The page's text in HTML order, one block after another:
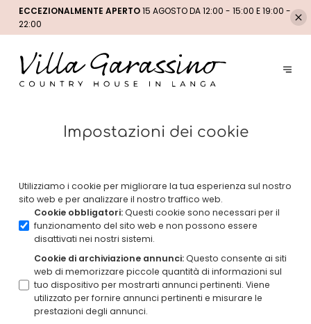
ECCEZIONALMENTE APERTO15 AGOSTO DA 12:00 - 15:00 E 19:00 -
22:00
Impostazioni dei cookie
Utilizziamo i cookie per migliorare la tua esperienza sul nostro
sito web e per analizzare il nostro traffico web.
Cookie obbligatori:Questi cookie sono necessari per il
funzionamento del sito web e non possono essere
disattivati nei nostri sistemi.
Cookie di archiviazione annunci:Questo consente ai siti
web di memorizzare piccole quantità di informazioni sul
tuo dispositivo per mostrarti annunci pertinenti. Viene
utilizzato per fornire annunci pertinenti e misurare le
prestazioni degli annunci.